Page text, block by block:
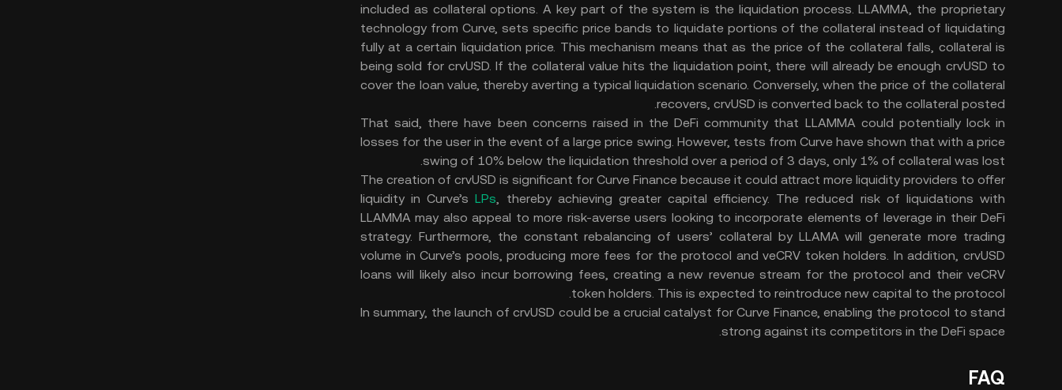
included as collateral options. A key part of the system is the liquidation process. LLAMMA, the proprietary
technology from Curve, sets specific price bands to liquidate portions of the collateral instead of liquidating
fully at a certain liquidation price. This mechanism means that as the price of the collateral falls, collateral is
being sold for crvUSD. If the collateral value hits the liquidation point, there will already be enough crvUSD to
cover the loan value, thereby averting a typical liquidation scenario. Conversely, when the price of the collateral
recovers, crvUSD is converted back to the collateral posted​.
That said, there have been concerns raised in the DeFi community that LLAMMA could potentially lock in
losses for the user in the event of a large price swing. However, tests from Curve have shown that with a price
swing of 10% below the liquidation threshold over a period of 3 days, only 1% of collateral was lost​.
The creation of crvUSD is significant for Curve Finance because it could attract more liquidity providers to offer
liquidity in Curve’sLPs, thereby achieving greater capital efficiency. The reduced risk of liquidations with
LLAMMA may also appeal to more risk-averse users looking to incorporate elements of leverage in their DeFi
strategy. Furthermore, the constant rebalancing of users’ collateral by LLAMA will generate more trading
volume in Curve’s pools, producing more fees for the protocol and veCRV token holders. In addition, crvUSD
loans will likely also incur borrowing fees, creating a new revenue stream for the protocol and their veCRV
token holders. This is expected to reintroduce new capital to the protocol​.
In summary, the launch of crvUSD could be a crucial catalyst for Curve Finance, enabling the protocol to stand
strong against its competitors in the DeFi space​.
FAQ